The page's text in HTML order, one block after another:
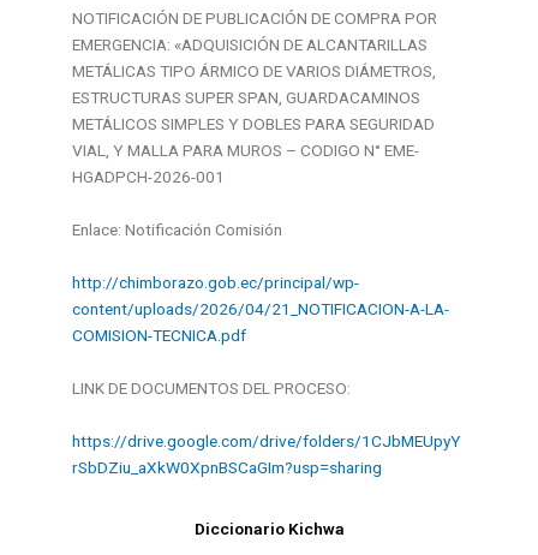
NOTIFICACIÓN DE PUBLICACIÓN DE COMPRA POR
EMERGENCIA: «ADQUISICIÓN DE ALCANTARILLAS
METÁLICAS TIPO ÁRMICO DE VARIOS DIÁMETROS,
ESTRUCTURAS SUPER SPAN, GUARDACAMINOS
METÁLICOS SIMPLES Y DOBLES PARA SEGURIDAD
VIAL, Y MALLA PARA MUROS – CODIGO N° EME-
HGADPCH-2026-001
Enlace: Notificación Comisión
http://chimborazo.gob.ec/principal/wp-
content/uploads/2026/04/21_NOTIFICACION-A-LA-
COMISION-TECNICA.pdf
LINK DE DOCUMENTOS DEL PROCESO:
https://drive.google.com/drive/folders/1CJbMEUpyY
rSbDZiu_aXkW0XpnBSCaGIm?usp=sharing
Diccionario Kichwa